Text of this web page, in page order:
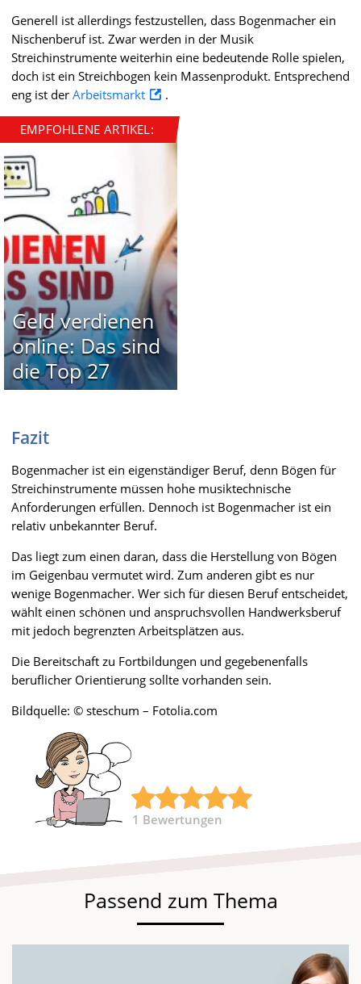
Generell ist allerdings festzustellen, dass Bogenmacher ein
Nischenberuf ist. Zwar werden in der Musik
Streichinstrumente weiterhin eine bedeutende Rolle spielen,
doch ist ein Streichbogen kein Massenprodukt. Entsprechend
eng ist der Arbeitsmarkt .
EMPFOHLENE ARTIKEL:
Geld verdienen
online: Das sind
die Top 27
Fazit
Bogenmacher ist ein eigenständiger Beruf, denn Bögen für
Streichinstrumente müssen hohe musiktechnische
Anforderungen erfüllen. Dennoch ist Bogenmacher ist ein
relativ unbekannter Beruf.
Das liegt zum einen daran, dass die Herstellung von Bögen
im Geigenbau vermutet wird. Zum anderen gibt es nur
wenige Bogenmacher. Wer sich für diesen Beruf entscheidet,
wählt einen schönen und anspruchsvollen Handwerksberuf
mit jedoch begrenzten Arbeitsplätzen aus.
Die Bereitschaft zu Fortbildungen und gegebenenfalls
beruflicher Orientierung sollte vorhanden sein.
Bildquelle: © steschum – Fotolia.com
1 Bewertungen
Passend zum Thema